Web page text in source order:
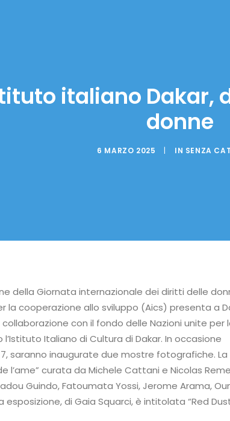
italiano Dakar,
donne
6 MARZO 2025 | IN SENZA
della Giornata internazionale dei diritti delle
la cooperazione allo sviluppo (Aics) presenta a
collaborazione con il fondo delle Nazioni unite per
Italiano di Cultura di Dakar. In occasione
saranno inaugurate due mostre fotografiche. La
l’ame” curata da Michele Cattani e Nicolas
Guindo, Fatoumata Yossi, Jerome Arama,
esposizione, di Gaia Squarci, è intitolata “Red